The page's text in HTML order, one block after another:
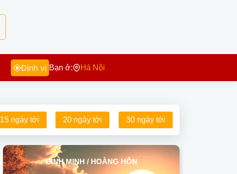
Định vị Bạn ở: Hà Nội
15 ngày tới 20 ngày tới 30 ngày tới
BÌNH MINH / HOÀNG HÔN